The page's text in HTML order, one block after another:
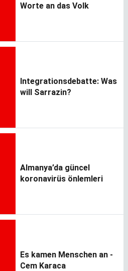
Worte an das Volk
Integrationsdebatte: Was
will Sarrazin?
Almanya’da güncel
koronavirüs önlemleri
Es kamen Menschen an -
Cem Karaca